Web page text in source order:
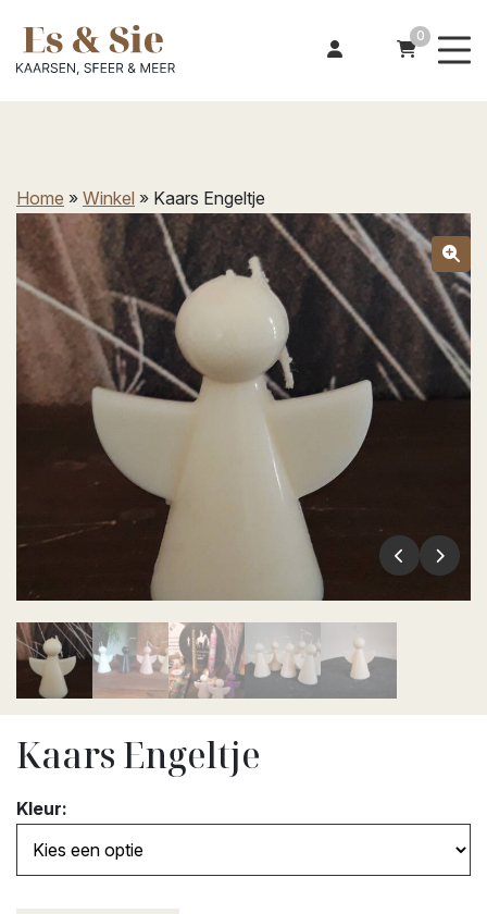
0
Home » Winkel » Kaars Engeltje
Kaars Engeltje
Kleur: